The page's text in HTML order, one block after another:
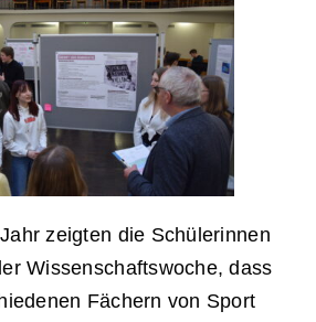
zeigten die Schülerinnen
Wissenschaftswoche, dass
Fächern von Sport